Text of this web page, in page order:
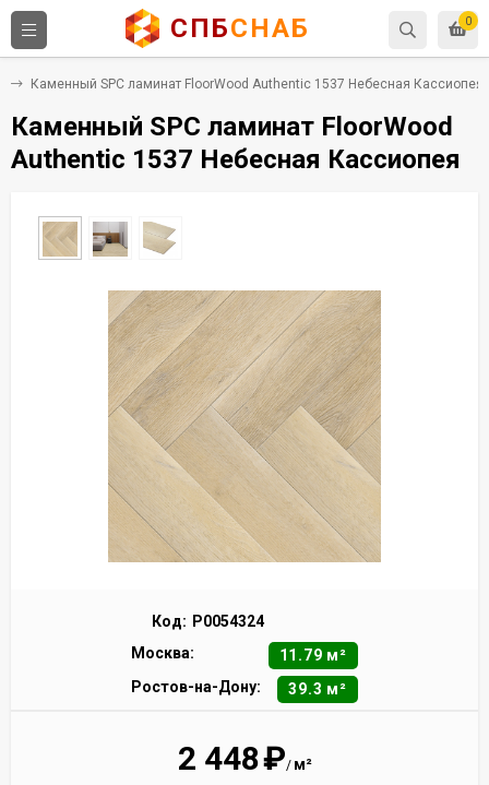
0
СПБСНАБ
Каменный SPC ламинат FloorWood Authentic 1537 Небесная Кассиопея
Каменный SPC ламинат FloorWood
Authentic 1537 Небесная Кассиопея
Код: Р0054324
Москва:
11.79 м²
Ростов-на-Дону:
39.3 м²
2 448₽/ м²